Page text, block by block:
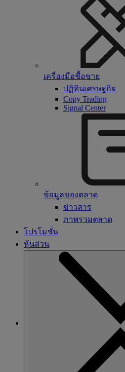
เครื่องมือซื้อขาย
ปฏิทินเศรษฐกิจ
Copy Trading
Signal Center
ข้อมูลของตลาด
ข่าวสาร
ภาพรวมตลาด
โปรโมชั่น
หุ้นส่วน